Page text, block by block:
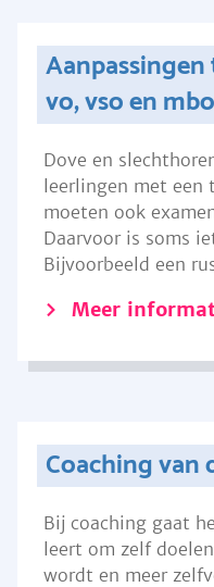
vo, vso en mbo
Dove en
leerlingen met
moeten ook
Daarvoor is soms
Bijvoorbeeld een
Meer
Coaching van
Bij coaching gaat
leert om zelf
wordt en meer